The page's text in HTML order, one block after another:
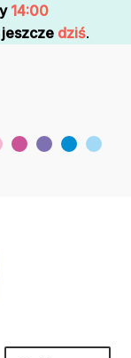
14:00
dziś.